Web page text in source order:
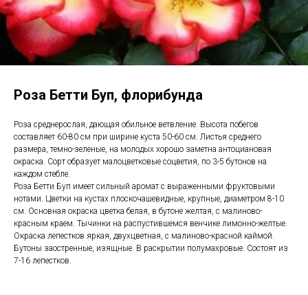
Роза Бетти Буп, флорибунда
Роза среднерослая, дающая обильное ветвление. Высота побегов
составляет 60-80 см при ширине куста 50-60 см. Листья среднего
размера, темно-зеленые, на молодых хорошо заметна антоциановая
окраска. Сорт образует малоцветковые соцветия, по 3-5 бутонов на
каждом стебле.
Роза Бетти Буп имеет сильный аромат с выраженными фруктовыми
нотами. Цветки на кустах плоскочашевидные, крупные, диаметром 8-10
см. Основная окраска цветка белая, в бутоне желтая, с малиново-
красным краем. Тычинки на распустившемся венчике лимонно-желтые.
Окраска лепестков яркая, двухцветная, с малиново-красной каймой.
Бутоны заостренные, изящные. В раскрытии полумахровые. Состоят из
7-16 лепестков.